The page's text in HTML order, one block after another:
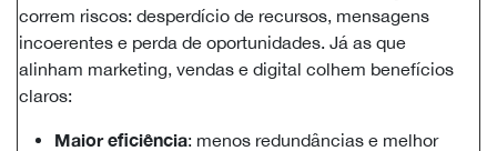
correm riscos: desperdício de recursos, mensagens
incoerentes e perda de oportunidades. Já as que
alinham marketing, vendas e digital colhem benefícios
claros:
Maior eficiência: menos redundâncias e melhor